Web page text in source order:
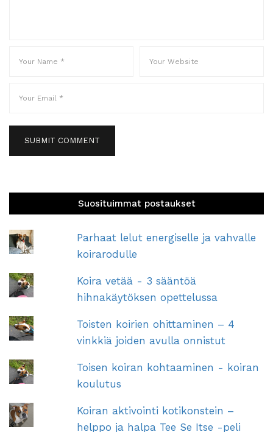
Suosituimmat postaukset
Parhaat lelut energiselle ja vahvalle
koirarodulle
Koira vetää - 3 sääntöä
hihnakäytöksen opettelussa
Toisten koirien ohittaminen – 4
vinkkiä joiden avulla onnistut
Toisen koiran kohtaaminen - koiran
koulutus
Koiran aktivointi kotikonstein –
helppo ja halpa Tee Se Itse -peli